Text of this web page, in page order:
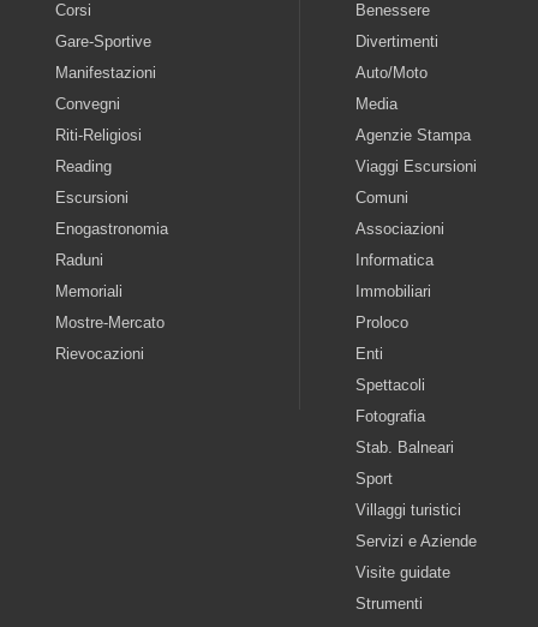
Corsi
Gare-Sportive
Manifestazioni
Convegni
Riti-Religiosi
Reading
Escursioni
Enogastronomia
Raduni
Memoriali
Mostre-Mercato
Rievocazioni
Benessere
Divertimenti
Auto/Moto
Media
Agenzie Stampa
Viaggi Escursioni
Comuni
Associazioni
Informatica
Immobiliari
Proloco
Enti
Spettacoli
Fotografia
Stab. Balneari
Sport
Villaggi turistici
Servizi e Aziende
Visite guidate
Strumenti